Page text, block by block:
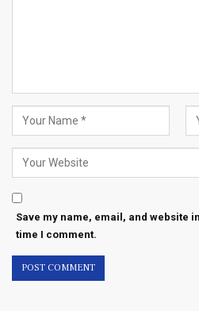
Save my name, email, and website
time I comment.